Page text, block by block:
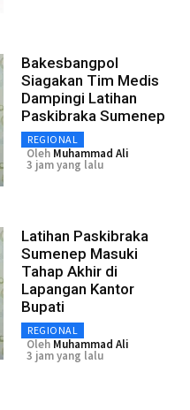
Bakesbangpol
Siagakan Tim Medis
Dampingi Latihan
Paskibraka Sumenep
REGIONAL
Oleh Muhammad Ali
3 jam yang lalu
Latihan Paskibraka
Sumenep Masuki
Tahap Akhir di
Lapangan Kantor
Bupati
REGIONAL
Oleh Muhammad Ali
3 jam yang lalu